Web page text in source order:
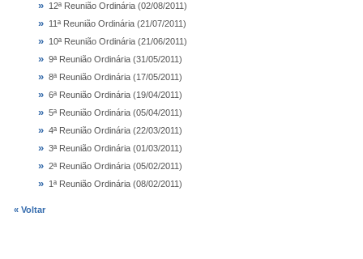
» 12ª Reunião Ordinária (02/08/2011)
» 11ª Reunião Ordinária (21/07/2011)
» 10ª Reunião Ordinária (21/06/2011)
» 9ª Reunião Ordinária (31/05/2011)
» 8ª Reunião Ordinária (17/05/2011)
» 6ª Reunião Ordinária (19/04/2011)
» 5ª Reunião Ordinária (05/04/2011)
» 4ª Reunião Ordinária (22/03/2011)
» 3ª Reunião Ordinária (01/03/2011)
» 2ª Reunião Ordinária (05/02/2011)
» 1ª Reunião Ordinária (08/02/2011)
« Voltar